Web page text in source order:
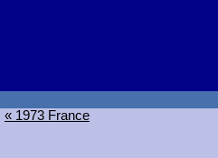
« 1973 France